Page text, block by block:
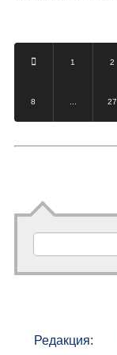
1 2
8 27
Редакция: